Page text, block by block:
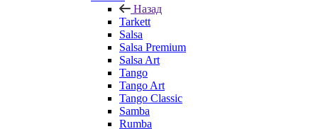
Назад
Tarkett
Salsa
Salsa Premium
Salsa Art
Tango
Tango Art
Tango Classic
Samba
Rumba